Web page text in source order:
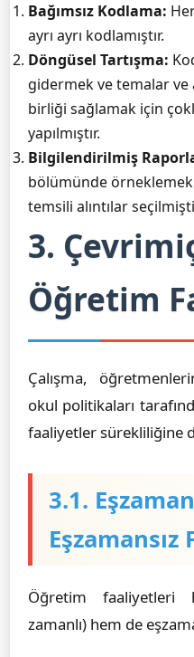
Bağımsız Kodlama:
ayrı ayrı kodlamıştır.
Döngüsel Tartışma:
gidermek ve temalar ve
birliği sağlamak için
yapılmıştır.
Bilgilendirilmiş
bölümünde
temsili alıntılar
3.
Öğretim
Çalışma,
okul politikaları
faaliyetler sürekliliğine
3.1.
Öğretim faaliyetleri
zamanlı) hem de